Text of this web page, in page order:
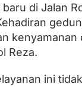
di Jalan
kenyamanan
Reza.
ini